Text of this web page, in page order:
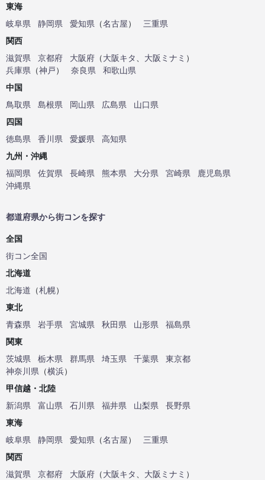
東海
岐阜県
静岡県 愛知県 （名古屋）
三重県
関西
滋賀県
京都府 大阪府 （大阪キタ 大阪ミナミ ）
兵庫県 （神戸） 奈良県
和歌山県
中国
鳥取県
島根県 岡山県 広島県
山口県
四国
徳島県
香川県 愛媛県
高知県
九州・沖縄
福岡県
佐賀県 長崎県 熊本県 大分県 宮崎県
鹿児島県
沖縄県
都道府県から街コンを探す
全国
街コン全国
北海道
北海道 （札幌）
東北
青森県
岩手県 宮城県 秋田県 山形県
福島県
関東
茨城県
栃木県 群馬県 埼玉県 千葉県
東京都
神奈川県 （横浜）
甲信越・北陸
新潟県
富山県 石川県 福井県 山梨県
長野県
東海
岐阜県
静岡県 愛知県 （名古屋）
三重県
関西
滋賀県
京都府 大阪府 （大阪キタ 大阪ミナミ ）